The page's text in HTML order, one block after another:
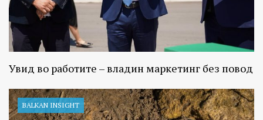
Увид во работите – владин маркетинг без повод
BALKAN INSIGHT